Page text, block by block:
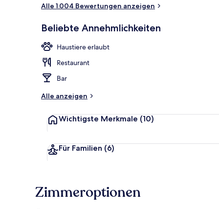
Alle 1.004 Bewertungen anzeigen
Beliebte Annehmlichkeiten
Haustiere erlaubt
Restaurant
Bar
Alle anzeigen
Wichtigste Merkmale (10)
Für Familien (6)
Zimmeroptionen